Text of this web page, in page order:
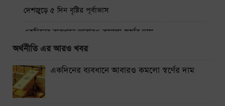
দেশজুড়ে ৫ দিন বৃষ্টির পূর্বাভাস
একদিনের ব্যবধানে আবারও কমলো স্বর্ণের দাম
ঢাকা-ময়মনসিংহ রুটে ট্রেন চলাচল বন্ধ
থাইল্যান্ডে স্কুলে শিক্ষার্থীর বন্দুক হামলায় নিহত ৭
নারায়ণগঞ্জে গ্যাস লিকেজ থেকে অগ্নিকাণ্ডে একই পরিবারের দগ্ধ ৩
অর্থনীতি এর আরও খবর
একদিনের ব্যবধানে আবারও কমলো স্বর্ণের দাম